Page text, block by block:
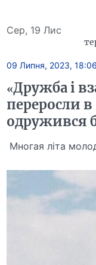
Сер, 19 Лис
09 Липня, 2023, 18:06
«Дружба і
переросли
одружився
Многая літа